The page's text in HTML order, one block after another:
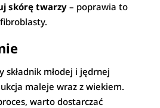
skórę twarzy – poprawia to
składnik młodej i jędrnej
maleje wraz z wiekiem.
warto dostarczać